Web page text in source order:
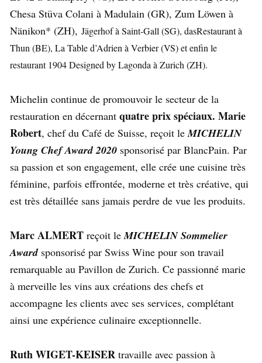
Chesa Stüva Colani à Madulain (GR), Zum Löwen à
Nänikon* (ZH), Jägerhof à Saint-Gall (SG), dasRestaurant à
Thun (BE), La Table d’Adrien à Verbier (VS) et enfin le
restaurant 1904 Designed by Lagonda à Zurich (ZH).
Michelin continue de promouvoir le secteur de la
restauration en décernant quatre prix spéciaux. Marie
Robert, chef du Café de Suisse, reçoit leMICHELIN
Young Chef Award 2020 sponsorisé par BlancPain. Par
sa passion et son engagement, elle crée une cuisine très
féminine, parfois effrontée, moderne et très créative, qui
est très détaillée sans jamais perdre de vue les produits.
Marc ALMERT reçoit leMICHELIN Sommelier
Award sponsorisé par Swiss Wine pour son travail
remarquable au Pavillon de Zurich. Ce passionné marie
à merveille les vins aux créations des chefs et
accompagne les clients avec ses services, complétant
ainsi une expérience culinaire exceptionnelle.
Ruth WIGET-KEISER travaille avec passion à